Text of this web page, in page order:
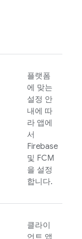
플랫폼
에 맞는
설정 안
내에 따
라 앱에
서
Firebase
및 FCM
을 설정
합니다.
클라이
언트 앱